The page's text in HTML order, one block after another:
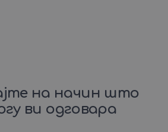
на начин што
ви одговара